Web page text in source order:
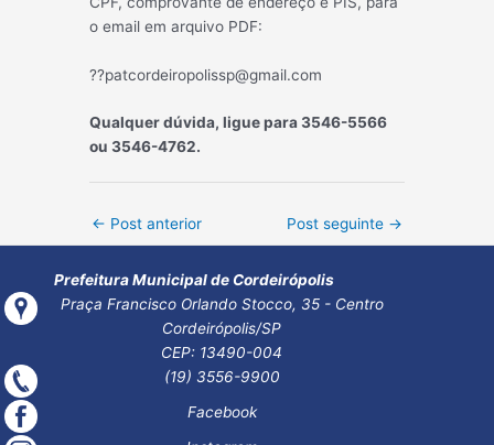
o email em arquivo PDF:
??patcordeiropolissp@gmail.com
Qualquer dúvida, ligue para 3546-5566
ou 3546-4762.
Post
← Post anterior Post seguinte →
Prefeitura Municipal de Cordeirópolis
Praça Francisco Orlando Stocco, 35 - Centro
Cordeirópolis/SP
CEP: 13490-004
(19) 3556-9900
Facebook